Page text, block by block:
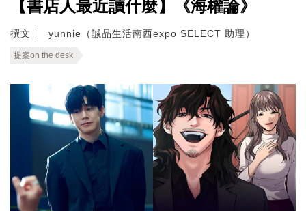
【書店人最近讀什麼】《海權論》
撰文 yunnie（誠品生活南西expo SELECT 助理）
提案on the desk